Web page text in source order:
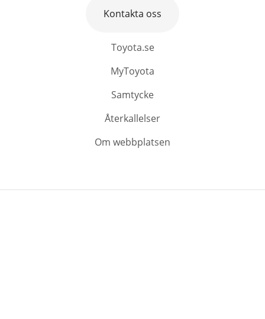
Toyota.se
MyToyota
Samtycke
Återkallelser
Om webbplatsen
Kontakta oss